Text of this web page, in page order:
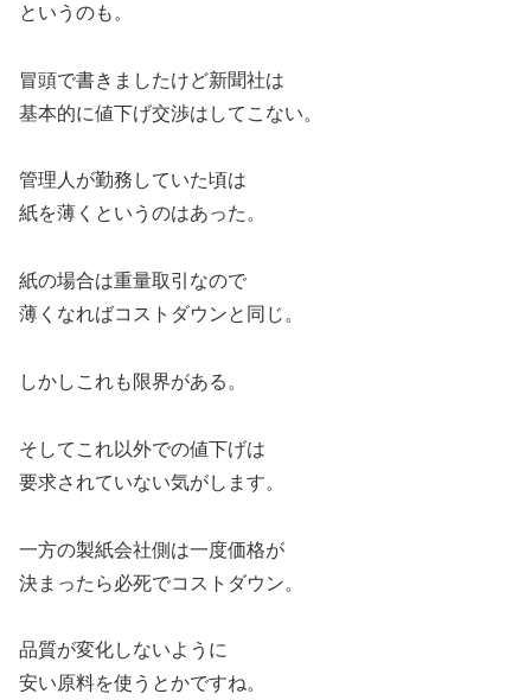
というのも。
冒頭で書きましたけど新聞社は
基本的に値下げ交渉はしてこない。
管理人が勤務していた頃は
紙を薄くというのはあった。
紙の場合は重量取引なので
薄くなればコストダウンと同じ。
しかしこれも限界がある。
そしてこれ以外での値下げは
要求されていない気がします。
一方の製紙会社側は一度価格が
決まったら必死でコストダウン。
品質が変化しないように
安い原料を使うとかですね。